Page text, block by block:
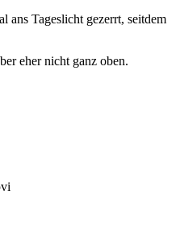
ans Tageslicht gezerrt, seitdem
eher nicht ganz oben.